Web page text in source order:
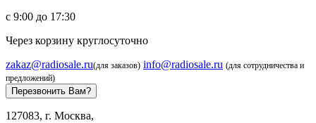
с 9:00 до 17:30
Через корзину круглосуточно
zakaz@radiosale.ru(для заказов) info@radiosale.ru (для сотрудничества и
предложений)
Перезвонить Вам?
127083, г. Москва,